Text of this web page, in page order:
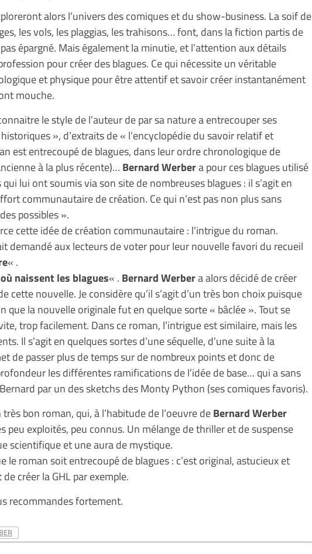
alors l’univers des comiques et du show-business. La soif de
les vols, les plaggias, les trahisons… font, dans la fiction partis de
épargné. Mais également la minutie, et l’attention aux détails
pour créer des blagues. Ce qui nécessite un véritable
et physique pour être attentif et savoir créer instantanément
mouche.
le style de l’auteur de par sa nature a entrecouper ses
», d’extraits de « l’encyclopédie du savoir relatif et
est entrecoupé de blagues, dans leur ordre chronologique de
à la plus récente)… Bernard Werbera pour ces blagues utilisé
qui lui ont soumis via son site de nombreuses blagues : il s’agit en
communautaire de création. Ce qui n’est pas non plus sans
possibles ».
cette idée de création communautaire : l’intrigue du roman.
demandé aux lecteurs de voter pour leur nouvelle favori du recueil
« .
naissent les blagues« . Bernard Werbera alors décidé de créer
cette nouvelle. Je considère qu’il s’agit d’un très bon choix puisque
que la nouvelle originale fut en quelque sorte « bâclée ». Tout se
trop facilement. Dans ce roman, l’intrigue est similaire, mais les
Il s’agit en quelques sortes d’une séquelle, d’une suite à la
de passer plus de temps sur de nombreux points et donc de
les différentes ramifications de l’idée de base… qui a sans
par un des sketchs des Monty Python (ses comiques favoris).
très bon roman, qui, à l’habitude de l’oeuvre deBernard Werber
peu exploités, peu connus. Un mélange de thriller et de suspense
scientifique et une aura de mystique.
le roman soit entrecoupé de blagues : c’est original, astucieux et
créer la GHL par exemple.
recommandes fortement.